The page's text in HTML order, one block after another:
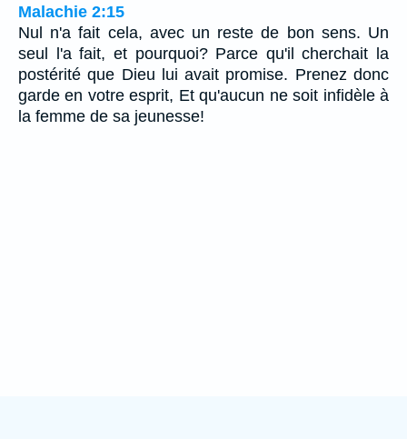
Malachie 2:15
Nul n'a fait cela, avec un reste de bon sens. Un
seul l'a fait, et pourquoi? Parce qu'il cherchait la
postérité que Dieu lui avait promise. Prenez donc
garde en votre esprit, Et qu'aucun ne soit infidèle à
la femme de sa jeunesse!